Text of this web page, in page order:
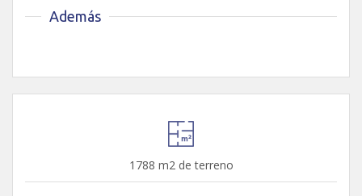
Además
1788 m2 de terreno